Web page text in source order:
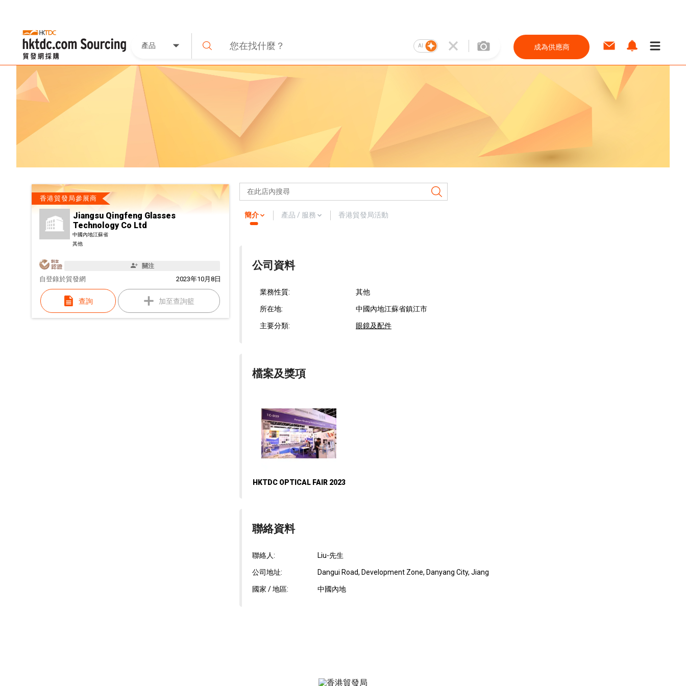
產品 AI 成為供應商
香港貿發局參展商
Jiangsu Qingfeng Glasses
Technology Co Ltd
中國內地江蘇省
其他
關注
自 2023年10月8日
登錄於貿發網
查詢 加至查詢籃
簡介 產品 / 服務 香港貿發局活動
公司資料
業務性質: 其他
所在地: 中國內地江蘇省鎮江市
主要分類: 眼鏡及配件
檔案及獎項
HKTDC OPTICAL FAIR 2023
聯絡資料
聯絡人: Liu-先生
公司地址: Dangui Road, Development Zone, Danyang City, Jiang
國家 / 地區: 中國內地